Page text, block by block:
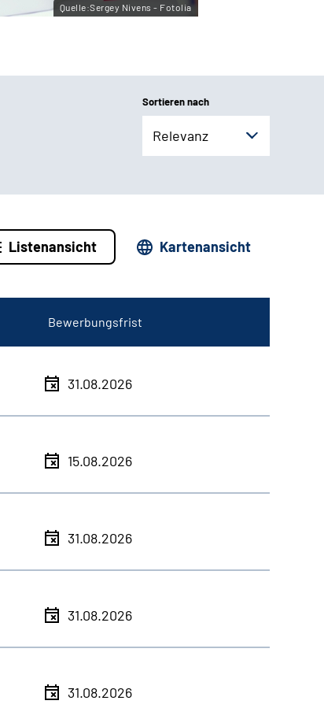
Quelle:Sergey Nivens - Fotolia
Sortieren nach
Relevanz
Listenansicht Kartenansicht
Bewerbungsfrist
31.08.2026
15.08.2026
31.08.2026
31.08.2026
31.08.2026